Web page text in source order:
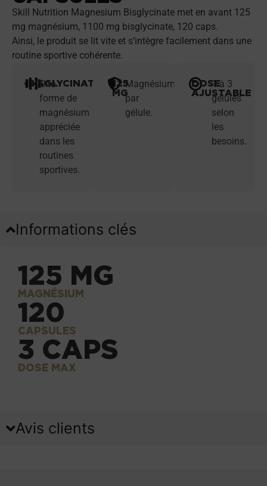
Skill Nutrition Magnesium Bisglycinate met en avant 125
mg magnésium, 1100 mg bisglycinate, 120 caps.
Ainsi, le produit se lit vite et s’intègre facilement dans une
routine sportive cohérente.
BISGLYCINATE
Une
forme de
magnésium
appréciée
dans les
routines
sportives.
125
MG
Magnésium
par
gélule.
DOSE
AJUSTABLE
1 à 3
gélules
selon
les
besoins.
Informations clés
125 MG
MAGNÉSIUM
120
CAPSULES
3 CAPS
DOSE MAX
Avis clients